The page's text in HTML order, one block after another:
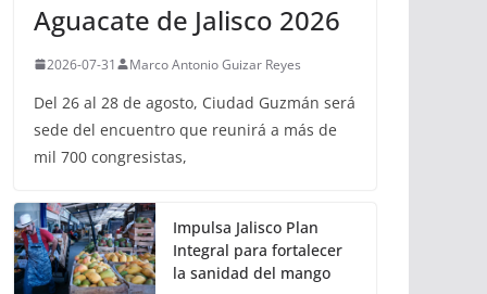
Aguacate de Jalisco 2026
2026-07-31 Marco Antonio Guizar Reyes
Del 26 al 28 de agosto, Ciudad Guzmán será
sede del encuentro que reunirá a más de
mil 700 congresistas,
Impulsa Jalisco Plan
Integral para fortalecer
la sanidad del mango